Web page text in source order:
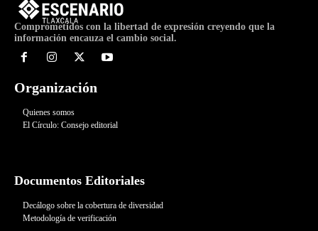
Comprometidos con la libertad de expresión creyendo que la
información encauza el cambio social.
Organización
Quienes somos
El Círculo: Consejo editorial
Documentos Editoriales
Decálogo sobre la cobertura de diversidad
Metodología de verificación